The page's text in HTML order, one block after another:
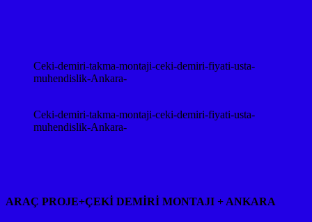
Ceki-demiri-takma-montaji-ceki-demiri-fiyati-usta-
muhendislik-Ankara-
Ceki-demiri-takma-montaji-ceki-demiri-fiyati-usta-
muhendislik-Ankara-
ARAÇ PROJE+ÇEKİ DEMİRİ MONTAJI + ANKARA